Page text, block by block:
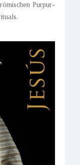
Purpur-